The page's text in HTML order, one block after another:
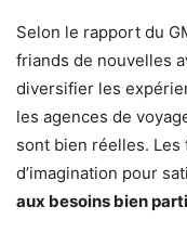
Selon le rapport du
friands de nouvelles
diversifier les
les agences de
sont bien réelles.
d’imagination pour
aux besoins bien